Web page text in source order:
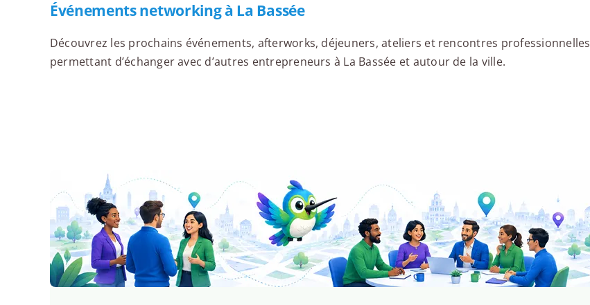
Événements networking à La Bassée
Découvrez les prochains événements, afterworks, déjeuners, ateliers et rencontres professionnelles
permettant d’échanger avec d’autres entrepreneurs à La Bassée et autour de la ville.